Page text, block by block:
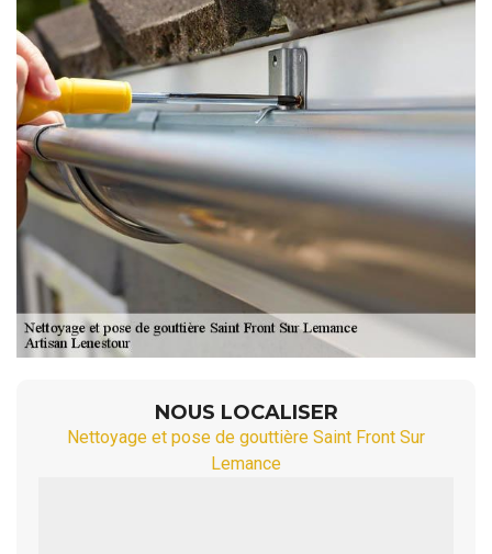
NOUS LOCALISER
Nettoyage et pose de gouttière Saint Front Sur
Lemance